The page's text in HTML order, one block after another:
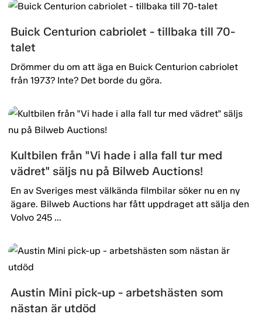
Buick Centurion cabriolet - tillbaka till 70-
talet
Drömmer du om att äga en Buick Centurion cabriolet
från 1973? Inte? Det borde du göra.
Kultbilen från "Vi hade i alla fall tur med
vädret" säljs nu på Bilweb Auctions!
En av Sveriges mest välkända filmbilar söker nu en ny
ägare. Bilweb Auctions har fått uppdraget att sälja den
Volvo 245 ...
Austin Mini pick-up - arbetshästen som
nästan är utdöd